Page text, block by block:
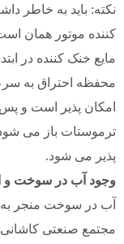
نکته: باید به خاطر
کننده موتور همان
مایع خنک کننده در
محفظه احتراق به
امکان پذیر است و
ترموستات باز می
پذیر می شود.
وجود آب در سوخت و
آب در سوخت منجر
مجتمع صنعتی کاشانی